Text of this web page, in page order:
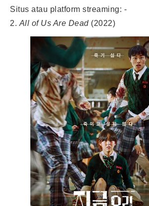
Situs atau platform streaming: -
2. All of Us Are Dead(2022)